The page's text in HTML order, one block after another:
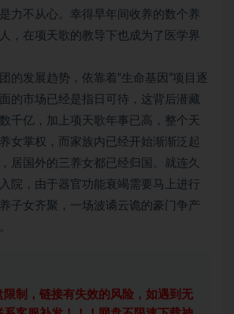
力不从心。幸得早年间收养的数个养
，在项天歌的教导下也成为了医学界
的发展趋势，依靠着“生命基因”项目逐
的市场已经是指日可待，这背后潜藏
千亿，加上项天歌年事已高，整个天
女掌权，而家族内已经开始渐渐泛起
居国外的三养女都已经归国。就连久
院，由于器官功能衰竭需要马上进行
子女齐聚，一场波谲云诡的豪门争产
限制，链接有失效的风险，如遇到无